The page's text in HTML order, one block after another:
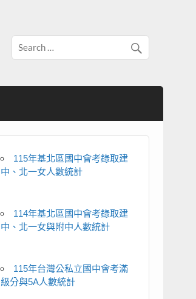
115年基北區國中會考錄取建
中、北一女人數統計
114年基北區國中會考錄取建
中、北一女與附中人數統計
115年台灣公私立國中會考滿
級分與5A人數統計